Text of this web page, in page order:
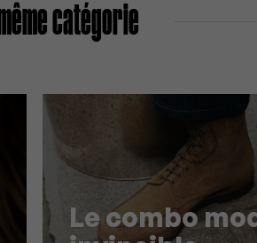
catégorie
Le combo